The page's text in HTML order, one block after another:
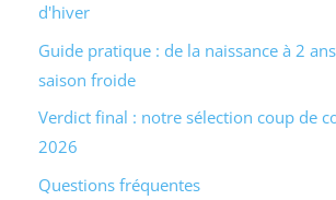
d'hiver
Guide pratique : de la naissance à 2
saison froide
Verdict final : notre sélection coup de
2026
Questions fréquentes